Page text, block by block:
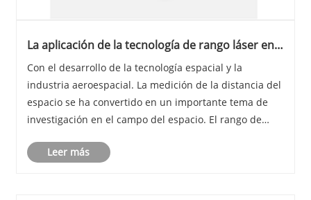
La aplicación de la tecnología de rango láser en
Con el desarrollo de la tecnología espacial y la
industria aeroespacial. La medición de la distancia del
espacio se ha convertido en un importante tema de
investigación en el campo del espacio. El rango de
interferencia de partículas de alta energía y ......
Leer más